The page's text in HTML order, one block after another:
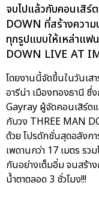
จบไปแล้วกับคอนเสิ
DOWN ที่สร้างควา
ทุกรูปแบบให้เหล่าแฟ
DOWN LIVE AT
โดยงานนี้จัดขึ้นในวันเ
อารีน่า เมืองทองธานี ซึ่
Gayray ผู้จัดคอนเสิร์ต
กับวง THREE MAN
ด้วย โปรดักชั่นสุดอลังก
เพดานกว่า 17 เมตร รว
กันอย่างเต็มอิ่ม จนสร้าง
น้ำตาตลอด 3 ชั่วโมง!!!